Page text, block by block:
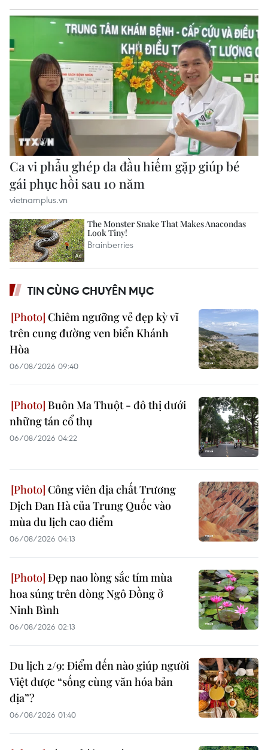
TIN CÙNG CHUYÊN MỤC
Chiêm ngưỡng vẻ đẹp kỳ vĩ
trên cung đường ven biển Khánh
Hòa
06/08/2026 09:40
Buôn Ma Thuột - đô thị dưới
những tán cổ thụ
06/08/2026 04:22
Công viên địa chất Trương
Dịch Đan Hà của Trung Quốc vào
mùa du lịch cao điểm
06/08/2026 04:13
Đẹp nao lòng sắc tím mùa
hoa súng trên dòng Ngô Đồng ở
Ninh Bình
06/08/2026 02:13
Du lịch 2/9: Điểm đến nào giúp người
Việt được “sống cùng văn hóa bản
địa”?
06/08/2026 01:40